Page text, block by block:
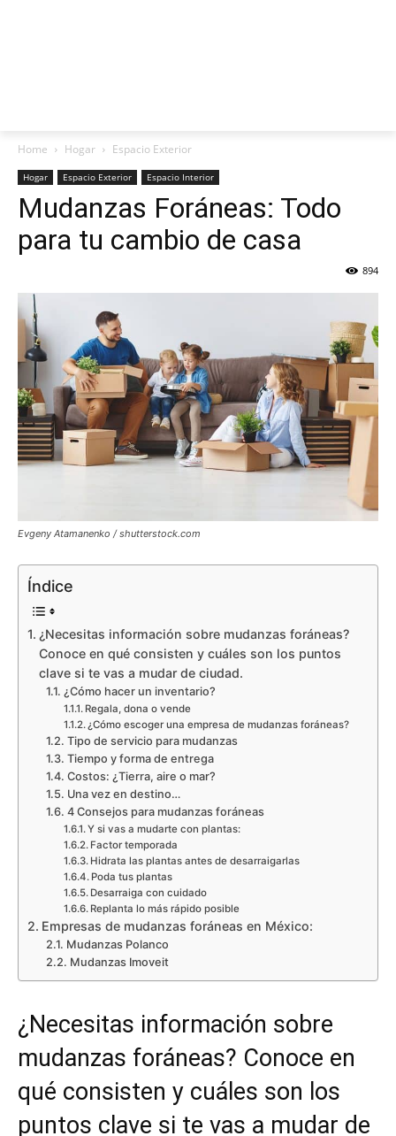
Home Hogar Espacio Exterior
Hogar Espacio Exterior Espacio Interior
Mudanzas Foráneas: Todo
para tu cambio de casa
894
Evgeny Atamanenko / shutterstock.com
Índice
¿Necesitas información sobre mudanzas foráneas?
Conoce en qué consisten y cuáles son los puntos
clave si te vas a mudar de ciudad.
¿Cómo hacer un inventario?
Regala, dona o vende
¿Cómo escoger una empresa de mudanzas foráneas?
Tipo de servicio para mudanzas
Tiempo y forma de entrega
Costos: ¿Tierra, aire o mar?
Una vez en destino…
4 Consejos para mudanzas foráneas
Y si vas a mudarte con plantas:
Factor temporada
Hidrata las plantas antes de desarraigarlas
Poda tus plantas
Desarraiga con cuidado
Replanta lo más rápido posible
Empresas de mudanzas foráneas en México:
Mudanzas Polanco
Mudanzas Imoveit
¿Necesitas información sobre
mudanzas foráneas? Conoce en
qué consisten y cuáles son los
puntos clave si te vas a mudar de